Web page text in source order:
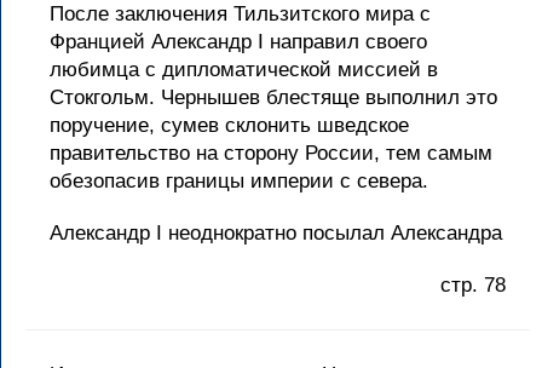
После заключения Тильзитского мира с
Францией Александр I направил своего
любимца с дипломатической миссией в
Стокгольм. Чернышев блестяще выполнил это
поручение, сумев склонить шведское
правительство на сторону России, тем самым
обезопасив границы империи с севера.
Александр I неоднократно посылал Александра
стр. 78